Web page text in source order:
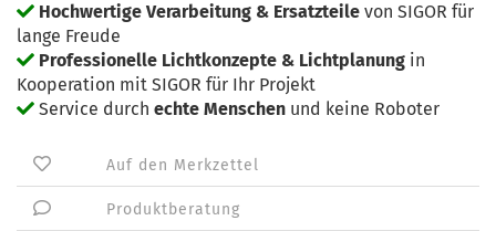
Hochwertige Verarbeitung & Ersatzteile von SIGOR für
lange Freude
Professionelle Lichtkonzepte & Lichtplanung in
Kooperation mit SIGOR für Ihr Projekt
Service durch echte Menschen und keine Roboter
Auf den Merkzettel
Produktberatung